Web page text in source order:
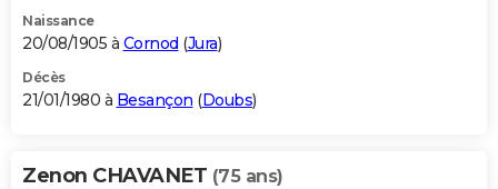
Naissance
20/08/1905 à Cornod (Jura)
Décès
21/01/1980 à Besançon (Doubs)
Zenon CHAVANET (75 ans)